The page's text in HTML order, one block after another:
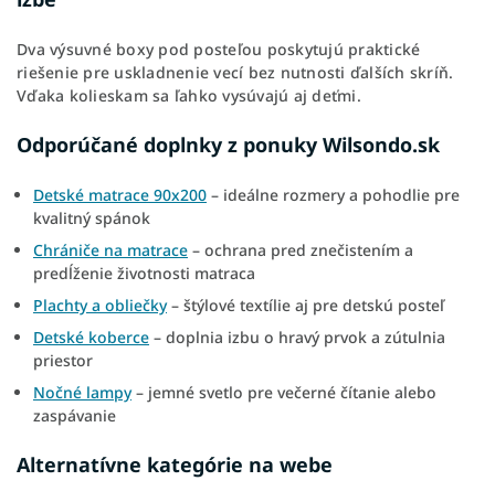
Dva výsuvné boxy pod posteľou poskytujú praktické
riešenie pre uskladnenie vecí bez nutnosti ďalších skríň.
Vďaka kolieskam sa ľahko vysúvajú aj deťmi.
Odporúčané doplnky z ponuky Wilsondo.sk
Detské matrace 90x200 – ideálne rozmery a pohodlie pre
kvalitný spánok
Chrániče na matrace – ochrana pred znečistením a
predĺženie životnosti matraca
Plachty a obliečky– štýlové textílie aj pre detskú posteľ
Detské koberce – doplnia izbu o hravý prvok a zútulnia
priestor
Nočné lampy– jemné svetlo pre večerné čítanie alebo
zaspávanie
Alternatívne kategórie na webe